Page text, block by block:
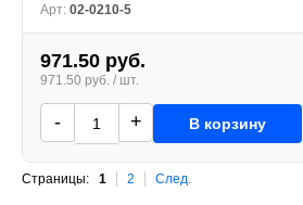
Арт: 02-0210-5
971.50 руб.
971.50 руб. / шт.
- + В корзину
Страницы: 1 2 След.